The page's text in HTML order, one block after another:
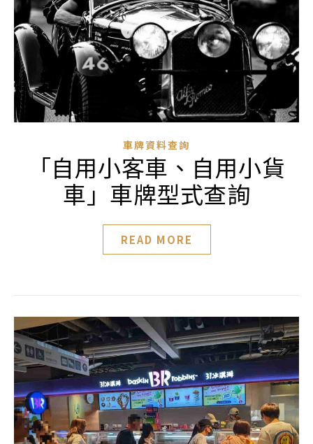
車牌資料查詢
「自用小客車、自用小貨
車」車牌型式查詢
READ MORE